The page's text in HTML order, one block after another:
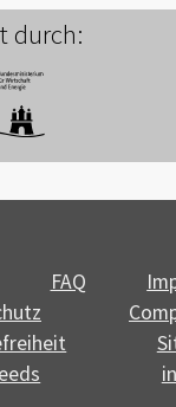
durch:
FAQ